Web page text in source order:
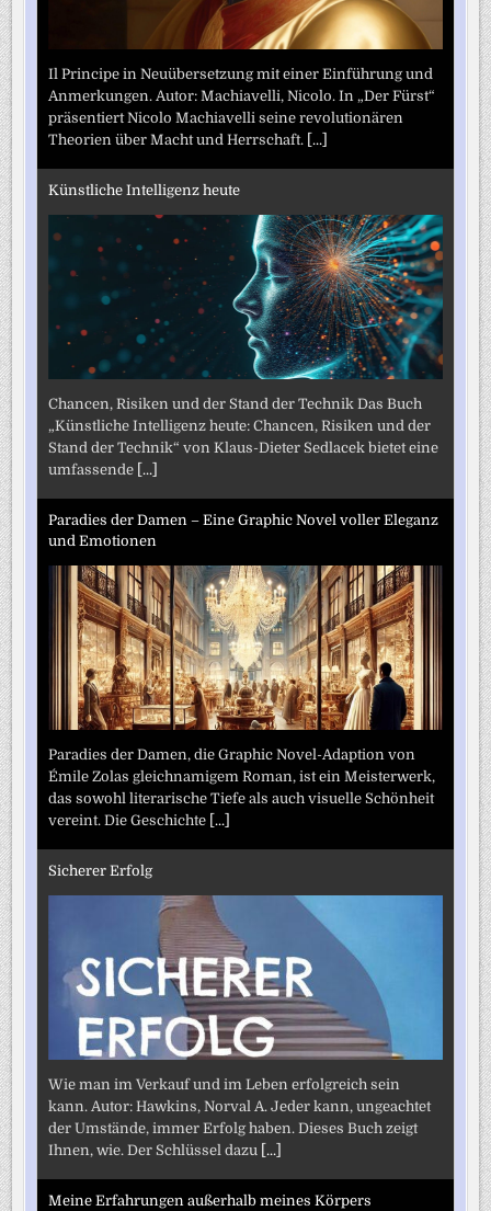
Il Principe in Neuübersetzung mit einer Einführung und
Anmerkungen. Autor: Machiavelli, Nicolo. In „Der Fürst“
präsentiert Nicolo Machiavelli seine revolutionären
Theorien über Macht und Herrschaft. [...]
Künstliche Intelligenz heute
Chancen, Risiken und der Stand der Technik Das Buch
„Künstliche Intelligenz heute: Chancen, Risiken und der
Stand der Technik“ von Klaus-Dieter Sedlacek bietet eine
umfassende [...]
Paradies der Damen – Eine Graphic Novel voller Eleganz
und Emotionen
Paradies der Damen, die Graphic Novel-Adaption von
Émile Zolas gleichnamigem Roman, ist ein Meisterwerk,
das sowohl literarische Tiefe als auch visuelle Schönheit
vereint. Die Geschichte [...]
Sicherer Erfolg
Wie man im Verkauf und im Leben erfolgreich sein
kann. Autor: Hawkins, Norval A. Jeder kann, ungeachtet
der Umstände, immer Erfolg haben. Dieses Buch zeigt
Ihnen, wie. Der Schlüssel dazu [...]
Meine Erfahrungen außerhalb meines Körpers